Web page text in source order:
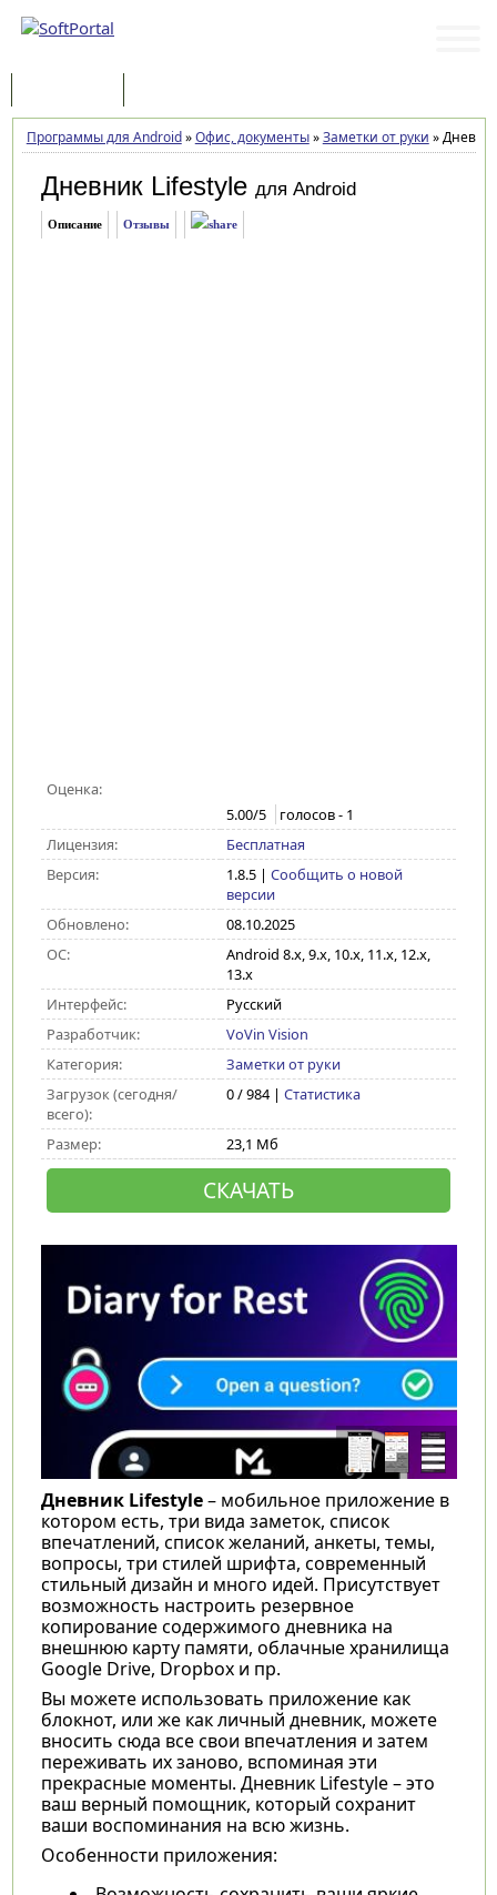
Программы для Android»Офис, документы»Заметки от руки »
Дневник Lifestyle для Android
Описание Отзывы
Оценка:
5.00/5 голосов - 1
Лицензия:
Бесплатная
Версия:
1.8.5| Сообщить о новой
версии
Обновлено:
08.10.2025
ОС:
Android 8.x, 9.x, 10.x, 11.x, 12.x,
13.x
Интерфейс:
Русский
Разработчик:
VoVin Vision
Категория:
Заметки от руки
Загрузок (сегодня/
всего):
0 / 984 | Статистика
Размер: 23,1 Мб
СКАЧАТЬ
Дневник Lifestyle– мобильное приложение в
котором есть, три вида заметок, список
впечатлений, список желаний, анкеты, темы,
вопросы, три стилей шрифта, современный
стильный дизайн и много идей. Присутствует
возможность настроить резервное
копирование содержимого дневника на
внешнюю карту памяти, облачные хранилища
Google Drive, Dropbox и пр.
Вы можете использовать приложение как
блокнот, или же как личный дневник, можете
вносить сюда все свои впечатления и затем
переживать их заново, вспоминая эти
прекрасные моменты. Дневник Lifestyle – это
ваш верный помощник, который сохранит
ваши воспоминания на всю жизнь.
Особенности приложения: